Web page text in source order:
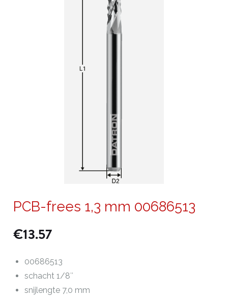
PCB-frees 1,3 mm 00686513
€13.57
00686513
schacht 1/8″
snijlengte 7,0 mm